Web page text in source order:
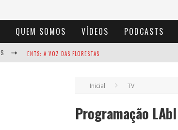
QUEM SOMOS VÍDEOS PODCASTS
NOTÁVEIS: BERTHA LUTZ
Inicial TV
Programação